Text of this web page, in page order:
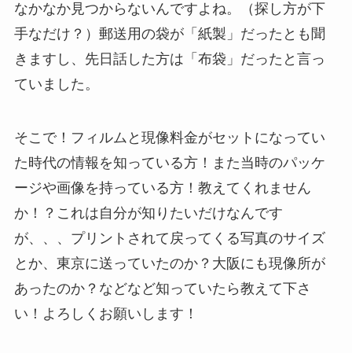
なかなか見つからないんですよね。（探し方が下
手なだけ？）郵送用の袋が「紙製」だったとも聞
きますし、先日話した方は「布袋」だったと言っ
ていました。
そこで！フィルムと現像料金がセットになってい
た時代の情報を知っている方！また当時のパッケ
ージや画像を持っている方！教えてくれません
か！？これは自分が知りたいだけなんです
が、、、プリントされて戻ってくる写真のサイズ
とか、東京に送っていたのか？大阪にも現像所が
あったのか？などなど知っていたら教えて下さ
い！よろしくお願いします！